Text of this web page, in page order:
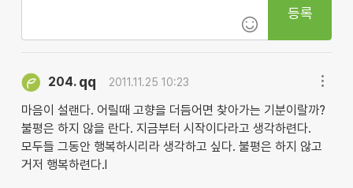
등록
204. qq 2011.11.25 10:23
마음이 설랜다. 어릴때 고향을 더듬어면 찾아가는 기분이랄까?
불평은 하지 않을 란다. 지금부터 시작이다라고 생각하련다.
모두들 그동안 행복하시리라 생각하고 싶다. 불평은 하지 않고
거저 행복하련다.l